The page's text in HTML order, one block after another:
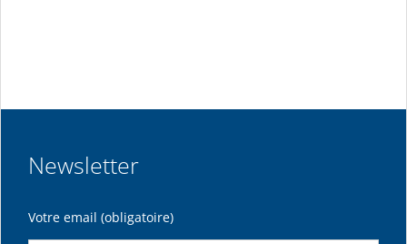
Newsletter
Votre email (obligatoire)